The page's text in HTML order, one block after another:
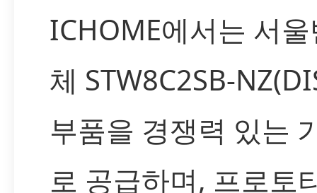
ICHOME에서는 서
체 STW8C2SB-
부품을 경쟁력 있는
로 공급하며, 프로토